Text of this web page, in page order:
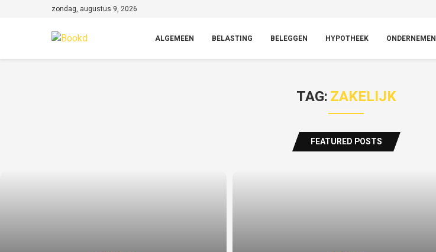
zondag, augustus 9, 2026
ALGEMEEN BELASTING BELEGGEN HYPOTHEEK ONDERNEMEN
TAG:ZAKELIJK
FEATURED POSTS